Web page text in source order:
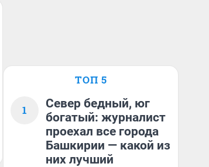
ТОП 5
1
Север бедный, юг
богатый: журналист
проехал все города
Башкирии — какой из
них лучший